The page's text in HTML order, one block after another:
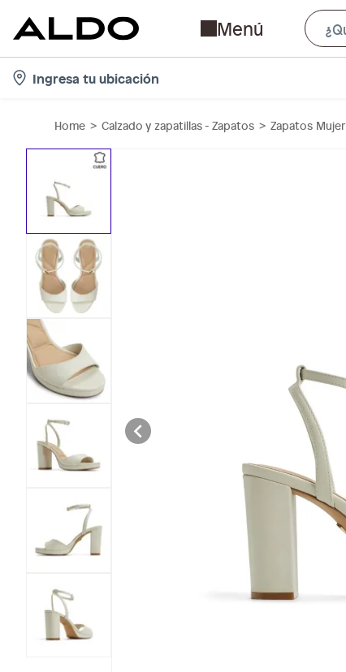
Menú
Ingresa tu ubicación
Home Calzado y zapatillas - Zapatos Zapatos Mujer